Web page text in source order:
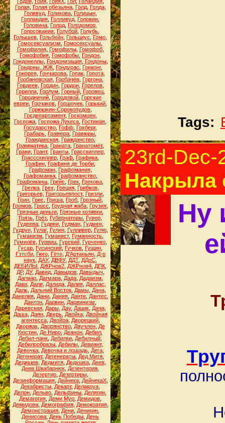
Голая, Голая обезьяна, Голд, Голда,
Голивуд, Голикова, Голицын,
Голландия Голливуд Головин
Головина Голод Голодомор
Голосование Голубой Голубь
Голышев Гольбейн Гольциус Гомо
Гомосексуализм
Гомосексуалы
Гомофилия, Гомофилы, Гомофоб,
Гомофобия Гомофобы Гондон
Гондонеллы, Гондонизация, Гондоны,
Гондоны. ЖЖ Гондурас Гонконг,
Гонорея, Гончарова, Гопак, Гопота,
Горбаневская, Горбачёв, Горгона,
Гордеев, Гордин, Гордон, Горелов,
Горилла, Горлум Горный, Горовец,
Городничий Городовой Горские
евреи Горчаков Горшочек Горький
Горюшкин-Сорокопудов,
Госдепартамент, Госкомцен,
Госпожа Госпожа Лукеса Гостиная
Государство Гофф Гохберг,
Грабарь Гравюра Гравюры
Гражданская, Гражданство,
Грамматика Граната Гранатомёт,
Грани, Грант, Гранты, Грасскиллер,
Грассскиллер Граф Графика
Графин, Графиня де Торби,
Графоман, Графомания,
Графоманка, Графоманство,
Графоманы Грейс Грек Грекова
Грелка, Грех Греция, Грибков,
Григорьев, Григорьевпост, Гризли,
Грин Грис Гриша Гроб Грозный
Громов Гросс Грудная жаба Грузия
Грязные деньги Грязные козявки
Грязь Грёз Губернаторы Гувер
Гудеева, Гудини, Гудман, Гудмен,
Гудрун, Гулаг, Гулин, Гулливер, Гулю,
Гуманизм
Гуманист, Гуманность
Гумилёв, Гурвиц, Гурский, Гурченко,
Гусар Гусинский Гучков Гущин
Гэтсби, Гюго, Гёте, Д'Артаньян, Д-р
наук ДАУ, ДВФУ, ДДТ, ДДоС
ДЕБИЛЫ
ДЖРнов2 ДЖРнов4 ДПК
ДР, ДУ, Давид, Давыдов, Давыдыч
Дагмар Дагмара Дада Дадаизм
Даки, Дали, Далида, Далия, Даллас
Даль, Дальний Восток, Дамы, Дана,
Данелия Дани Дания Данте Дантес
Дантон Дарвин Дарвинизм
Даревская, Дары, Дау, Дацик, Дача,
Даша, Даян, Дверь, Двойка, Двойная
агентесса, Двойра, Дворецкий,
Дворжак, Дворянство, Двучлен, Де
Кюстин Де Ниро Деанон Дебил
Дебил-панк Дебилки Дебилный
Дебилообразы, Дебилы, Девиант,
Девочка, Девочка и лошадь, Дега,
Дегенерат, Дегенераты Дед Митя
Дедищев, Дедмитя, Дедушка, Деев,
Деев Шкабарнюк Дезентерия
Дезертир, Дезертиры,
Дезинформация, Дейнека, ДейнекаХ,
Декабристы Декарт, Делакруа
Делон Дельво Дельфины Делягин
Демагогия Деми Мур Демидов
Демидова, Демография, Демократия,
Демонстрация Дени Деникин
Денисова День Победы День
Tags:
23rd-Dec-
Накрыла
Ну